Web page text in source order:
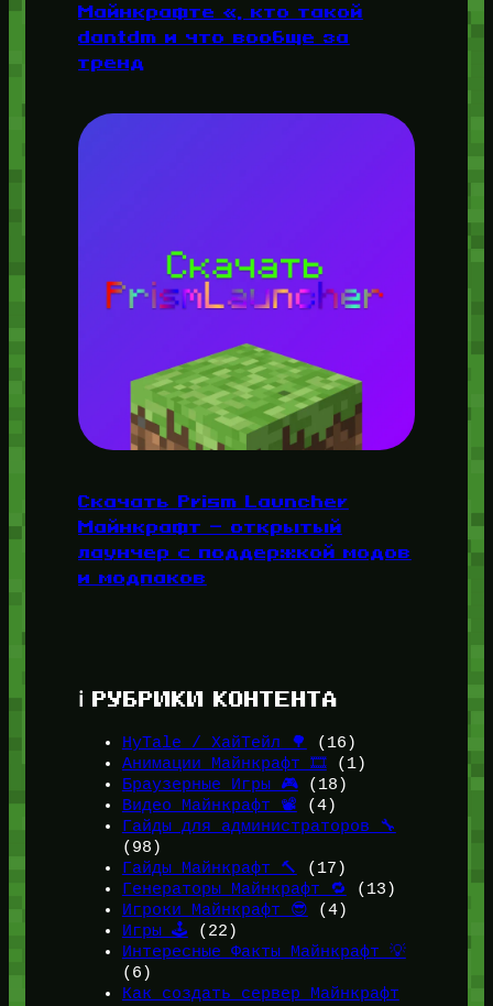
Майнкрафте «, кто такой
dantdm и что вообще за
тренд
Скачать Prism Launcher
Майнкрафт — открытый
лаунчер с поддержкой модов
и модпаков
ℹ️ РУБРИКИ КОНТЕНТА
HyTale / ХайТейл 🌳
(16)
Анимации Майнкрафт 🎞️(1)
Браузерные Игры 🎮(18)
Видео Майнкрафт 📽️ (4)
Гайды для администраторов 🔧
(98)
Гайды Майнкрафт 🔨
(17)
Генераторы Майнкрафт 🔁
(13)
Игроки Майнкрафт 😎 (4)
Игры 🕹️ (22)
Интересные Факты Майнкрафт 💡
(6)
Как создать сервер Майнкрафт